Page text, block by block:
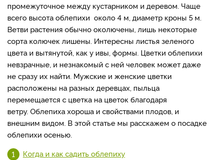
промежуточное между кустарником и деревом. Чаще
всего высота облепихи около 4 м, диаметр кроны 5 м.
Ветви растения обычно околючены, лишь некоторые
сорта колючек лишены. Интересны листья зеленого
цвета и вытянутой, как у ивы, формы. Цветки облепихи
невзрачные, и незнакомый с ней человек может даже
не сразу их найти. Мужские и женские цветки
расположены на разных деревцах, пыльца
перемещается с цветка на цветок благодаря
ветру. Облепиха хороша и свойствами плодов, и
внешним видом. В этой статье мы расскажем о посадке
облепихи осенью.
Когда и как садить облепиху